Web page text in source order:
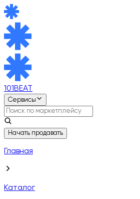
101BEAT
Сервисы
Начать продавать
Главная
Каталог